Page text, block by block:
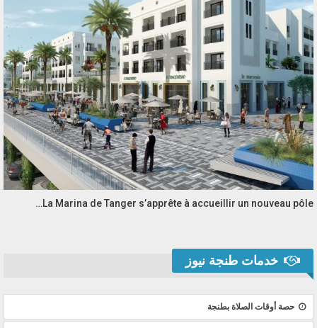
La Marina de Tanger s’apprête à accueillir un nouveau pôle…
خدمات طنجة نيوز
حصة أوقات الصلاة بطنجة